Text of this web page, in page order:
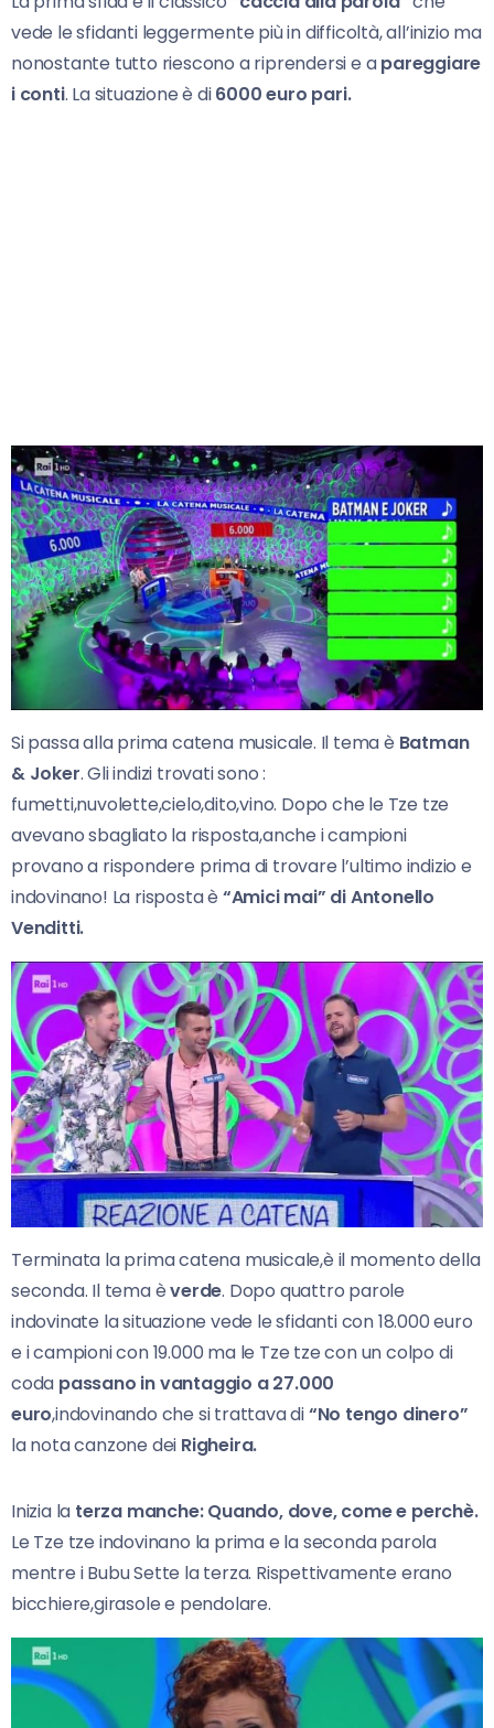
vede le sfidanti leggermente più in difficoltà, all’inizio ma
nonostante tutto riescono a riprendersi e apareggiare
i conti. La situazione è di6000 euro pari.
Si passa alla prima catena musicale. Il tema è Batman
& Joker. Gli indizi trovati sono :
fumetti,nuvolette,cielo,dito,vino. Dopo che le Tze tze
avevano sbagliato la risposta,anche i campioni
provano a rispondere prima di trovare l’ultimo indizio e
indovinano! La risposta è “Amici mai” di Antonello
Venditti.
Terminata la prima catena musicale,è il momento della
seconda. Il tema èverde. Dopo quattro parole
indovinate la situazione vede le sfidanti con 18.000 euro
e i campioni con 19.000 ma le Tze tze con un colpo di
coda passano in vantaggio a 27.000
euro,indovinando che si trattava di“No tengo dinero”
la nota canzone dei Righeira.
Inizia la terza manche: Quando, dove, come e perchè.
Le Tze tze indovinano la prima e la seconda parola
mentre i Bubu Sette la terza. Rispettivamente erano
bicchiere,girasole e pendolare.